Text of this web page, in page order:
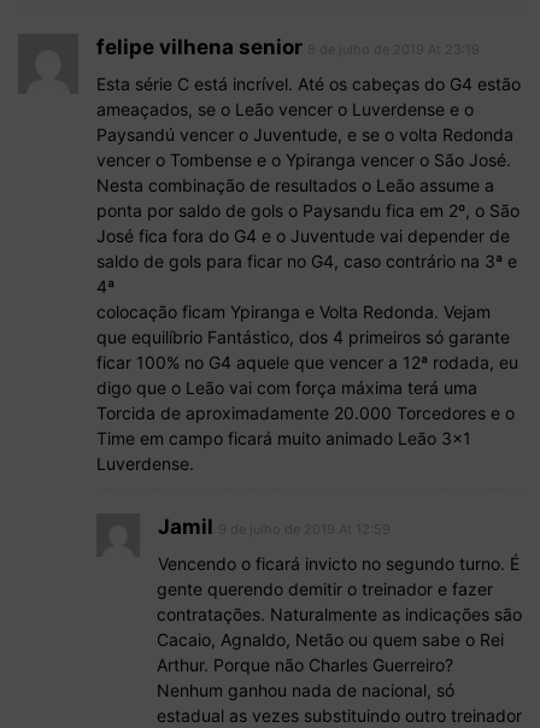
felipe vilhena senior
Esta série C está incrível. Até os cabeças do G4 estão
ameaçados, se o Leão vencer o Luverdense e o
Paysandú vencer o Juventude, e se o volta Redonda
vencer o Tombense e o Ypiranga vencer o São José.
Nesta combinação de resultados o Leão assume a
ponta por saldo de gols o Paysandu fica em 2º, o São
José fica fora do G4 e o Juventude vai depender de
saldo de gols para ficar no G4, caso contrário na 3ª e
4ª
colocação ficam Ypiranga e Volta Redonda. Vejam
que equilíbrio Fantástico, dos 4 primeiros só garante
ficar 100% no G4 aquele que vencer a 12ª rodada, eu
digo que o Leão vai com força máxima terá uma
Torcida de aproximadamente 20.000 Torcedores e o
Time em campo ficará muito animado Leão 3×1
Luverdense.
Jamil
Vencendo o ficará invicto no segundo turno. É
gente querendo demitir o treinador e fazer
contratações. Naturalmente as indicações são
Cacaio, Agnaldo, Netão ou quem sabe o Rei
Arthur. Porque não Charles Guerreiro?
Nenhum ganhou nada de nacional, só
estadual as vezes substituindo outro treinador